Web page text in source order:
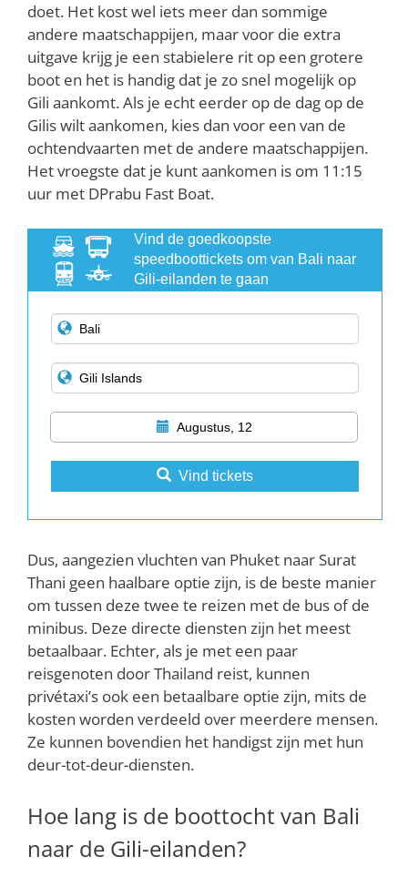
doet. Het kost wel iets meer dan sommige
andere maatschappijen, maar voor die extra
uitgave krijg je een stabielere rit op een grotere
boot en het is handig dat je zo snel mogelijk op
Gili aankomt. Als je echt eerder op de dag op de
Gilis wilt aankomen, kies dan voor een van de
ochtendvaarten met de andere maatschappijen.
Het vroegste dat je kunt aankomen is om 11:15
uur met DPrabu Fast Boat.
Vind de goedkoopste
speedboottickets om van Bali naar
Gili-eilanden te gaan
Augustus, 12
Vind tickets
Dus, aangezien vluchten van Phuket naar Surat
Thani geen haalbare optie zijn, is de beste manier
om tussen deze twee te reizen met de bus of de
minibus. Deze directe diensten zijn het meest
betaalbaar. Echter, als je met een paar
reisgenoten door Thailand reist, kunnen
privétaxi’s ook een betaalbare optie zijn, mits de
kosten worden verdeeld over meerdere mensen.
Ze kunnen bovendien het handigst zijn met hun
deur-tot-deur-diensten.
Hoe lang is de boottocht van Bali
naar de Gili-eilanden?